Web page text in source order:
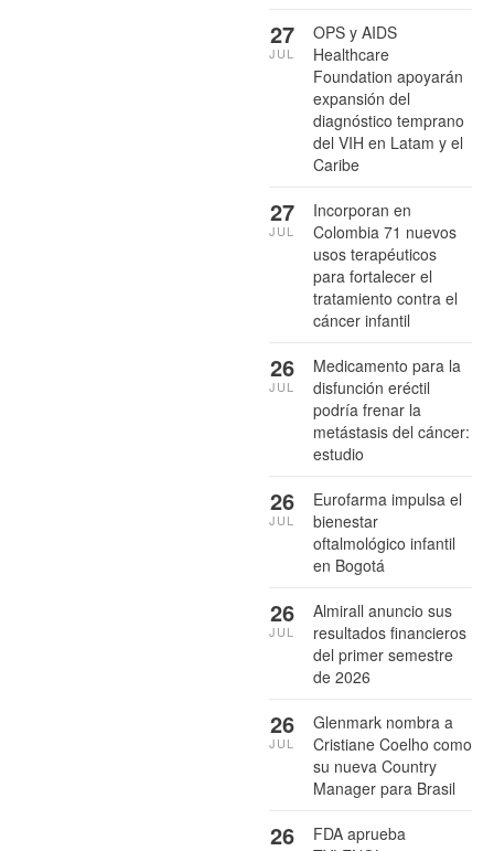
OPS y AIDS
Healthcare
Foundation apoyarán
expansión del
diagnóstico temprano
del VIH en Latam y el
Caribe
27
JUL
Incorporan en
Colombia 71 nuevos
usos terapéuticos
para fortalecer el
tratamiento contra el
cáncer infantil
27
JUL
Medicamento para la
disfunción eréctil
podría frenar la
metástasis del cáncer:
estudio
26
JUL
Eurofarma impulsa el
bienestar
oftalmológico infantil
en Bogotá
26
JUL
Almirall anuncio sus
resultados financieros
del primer semestre
de 2026
26
JUL
Glenmark nombra a
Cristiane Coelho como
su nueva Country
Manager para Brasil
26
JUL
FDA aprueba
26